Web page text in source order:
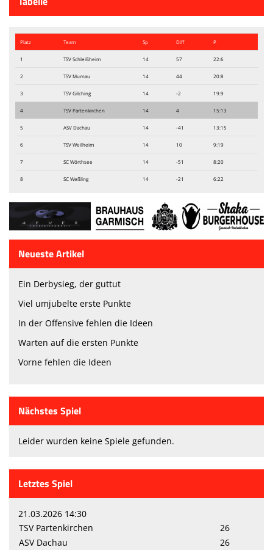
Platz Team Sp Diff P
1 TSV Schleißheim 14 57 22:6
2 TSV Murnau 14 44 20:8
3 TSV Gilching 14 -2 19:9
4 TSV Partenkirchen 14 4 15:13
5 ASV Dachau 14 -41 13:15
6 TSV Weilheim 14 10 9:19
7 SC Wörthsee 14 -51 8:20
8 SC Weßling 14 -21 6:22
Neueste Artikel
Ein Derbysieg, der guttut
Viel umjubelte erste Punkte
In der Offensive fehlen die Ideen
Warten auf die ersten Punkte
Vorne fehlen die Ideen
Nächstes Spiel
Leider wurden keine Spiele gefunden.
Letztes Spiel
21.03.2026 14:30
TSV Partenkirchen
26
ASV Dachau
26